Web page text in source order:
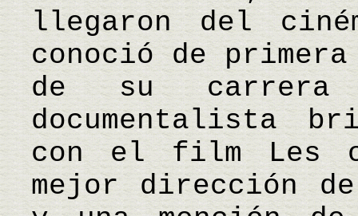
llegaron del
conoció de
de su
documentalista
con el film Les
mejor dirección